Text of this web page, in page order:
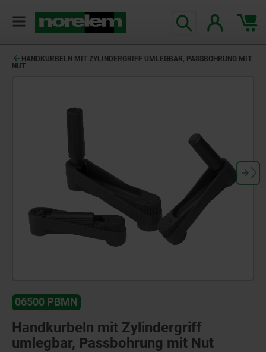
HANDKURBELN MIT ZYLINDERGRIFF UMLEGBAR, PASSBOHRUNG MIT
NUT
06500 PBMN
Handkurbeln mit Zylindergriff
umlegbar, Passbohrung mit Nut